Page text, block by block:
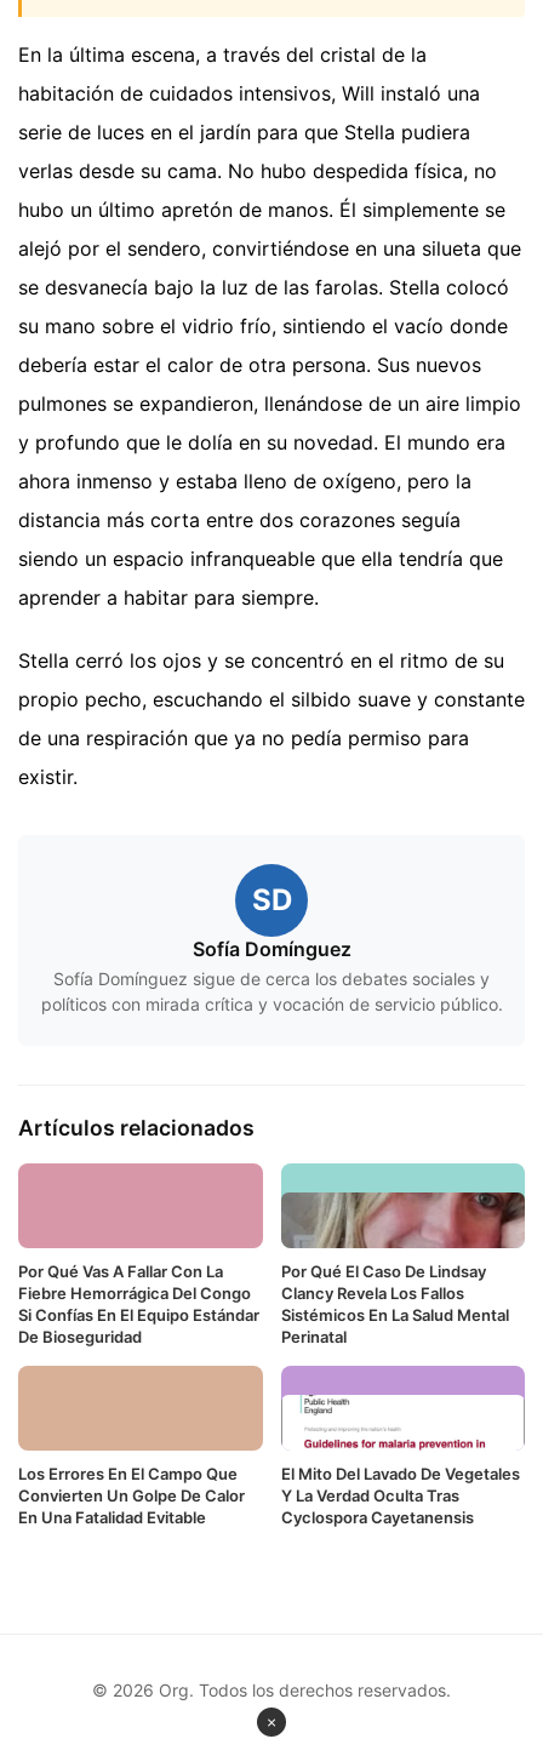
En la última escena, a través del cristal de la
habitación de cuidados intensivos, Will instaló una
serie de luces en el jardín para que Stella pudiera
verlas desde su cama. No hubo despedida física, no
hubo un último apretón de manos. Él simplemente se
alejó por el sendero, convirtiéndose en una silueta que
se desvanecía bajo la luz de las farolas. Stella colocó
su mano sobre el vidrio frío, sintiendo el vacío donde
debería estar el calor de otra persona. Sus nuevos
pulmones se expandieron, llenándose de un aire limpio
y profundo que le dolía en su novedad. El mundo era
ahora inmenso y estaba lleno de oxígeno, pero la
distancia más corta entre dos corazones seguía
siendo un espacio infranqueable que ella tendría que
aprender a habitar para siempre.
Stella cerró los ojos y se concentró en el ritmo de su
propio pecho, escuchando el silbido suave y constante
de una respiración que ya no pedía permiso para
existir.
SD
Sofía Domínguez
Sofía Domínguez sigue de cerca los debates sociales y
políticos con mirada crítica y vocación de servicio público.
Artículos relacionados
Por Qué Vas A Fallar Con La
Fiebre Hemorrágica Del Congo
Si Confías En El Equipo Estándar
De Bioseguridad
Por Qué El Caso De Lindsay
Clancy Revela Los Fallos
Sistémicos En La Salud Mental
Perinatal
Los Errores En El Campo Que
Convierten Un Golpe De Calor
En Una Fatalidad Evitable
El Mito Del Lavado De Vegetales
Y La Verdad Oculta Tras
Cyclospora Cayetanensis
×
© 2026 Org. Todos los derechos reservados.